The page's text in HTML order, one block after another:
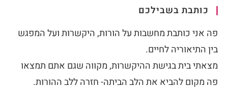
כותבת בשבילכם
פה אני כותבת מחשבות על הורות, היקשרות ועל המפגש
בין התיאוריה לחיים.
מצאתי בית בגישת ההיקשרות, מקווה שגם אתם תמצאו
פה מקום להביא את הלב הביתה- חזרה ללב ההורות.